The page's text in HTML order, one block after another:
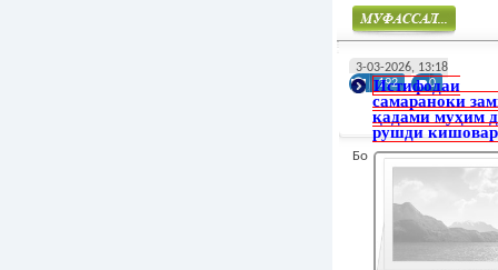
3-03-2026, 13:18
192
0
Истифодаи
самараноки
қадами муҳим
рушди
Бо